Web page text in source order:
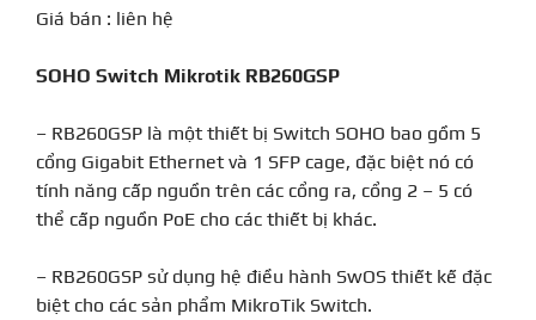
Giá bán : liên hệ
SOHO Switch Mikrotik RB260GSP
– RB260GSP là một thiết bị Switch SOHO bao gồm 5
cổng Gigabit Ethernet và 1 SFP cage, đặc biệt nó có
tính năng cấp nguồn trên các cổng ra, cổng 2 – 5 có
thể cấp nguồn PoE cho các thiết bị khác.
– RB260GSP sử dụng hệ điều hành SwOS thiết kế đặc
biệt cho các sản phẩm MikroTik Switch.